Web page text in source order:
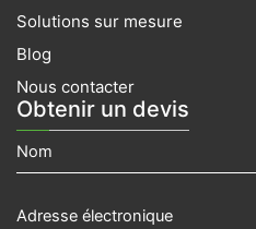
Solutions sur mesure
Blog
Nous contacter
Obtenir un devis